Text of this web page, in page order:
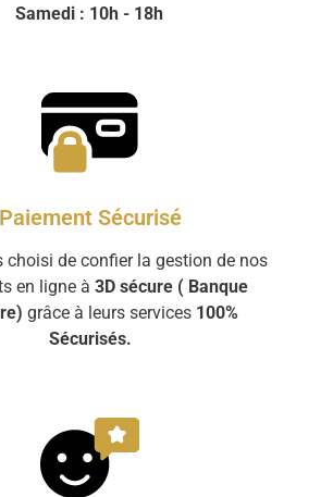
Samedi : 10h - 18h
Paiement Sécurisé
choisi de confier la gestion de nos
en ligne à 3D sécure ( Banque
grâce à leurs services 100%
Sécurisés.